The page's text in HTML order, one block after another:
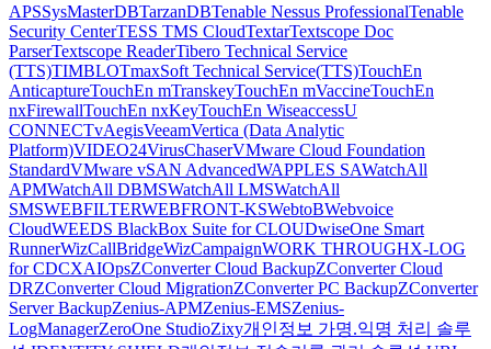
APSSysMasterDBTarzanDBTenable Nessus ProfessionalTenable
Security CenterTESS TMS CloudTextarTextscope Doc
ParserTextscope ReaderTibero Technical Service
(TTS)TIMBLOTmaxSoft Technical Service(TTS)TouchEn
AnticaptureTouchEn mTranskeyTouchEn mVaccineTouchEn
nxFirewallTouchEn nxKeyTouchEn WiseaccessU
CONNECTvAegisVeeamVertica (Data Analytic
Platform)VIDEO24VirusChaserVMware Cloud Foundation
StandardVMware vSAN AdvancedWAPPLES SAWatchAll
APMWatchAll DBMSWatchAll LMSWatchAll
SMSWEBFILTERWEBFRONT-KSWebtoBWebvoice
CloudWEEDS BlackBox Suite for CLOUDwiseOne Smart
RunnerWizCallBridgeWizCampaignWORK THROUGHX-LOG
for CDCXAIOpsZConverter Cloud BackupZConverter Cloud
DRZConverter Cloud MigrationZConverter PC BackupZConverter
Server BackupZenius-APMZenius-EMSZenius-
LogManagerZeroOne StudioZixy개인정보 가명.익명 처리 솔루